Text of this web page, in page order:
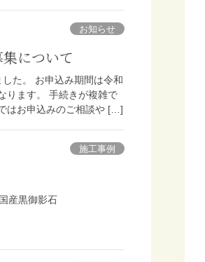
お知らせ
について
た。 お申込み期間は令和
ります。 手続きが複雑で
はお申込みのご相談や […]
施工事例
産黒御影石